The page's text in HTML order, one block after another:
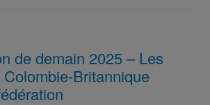
de demain 2025 – Les
Britannique